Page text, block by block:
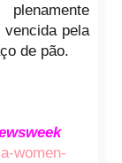
pela
de pão.
women-